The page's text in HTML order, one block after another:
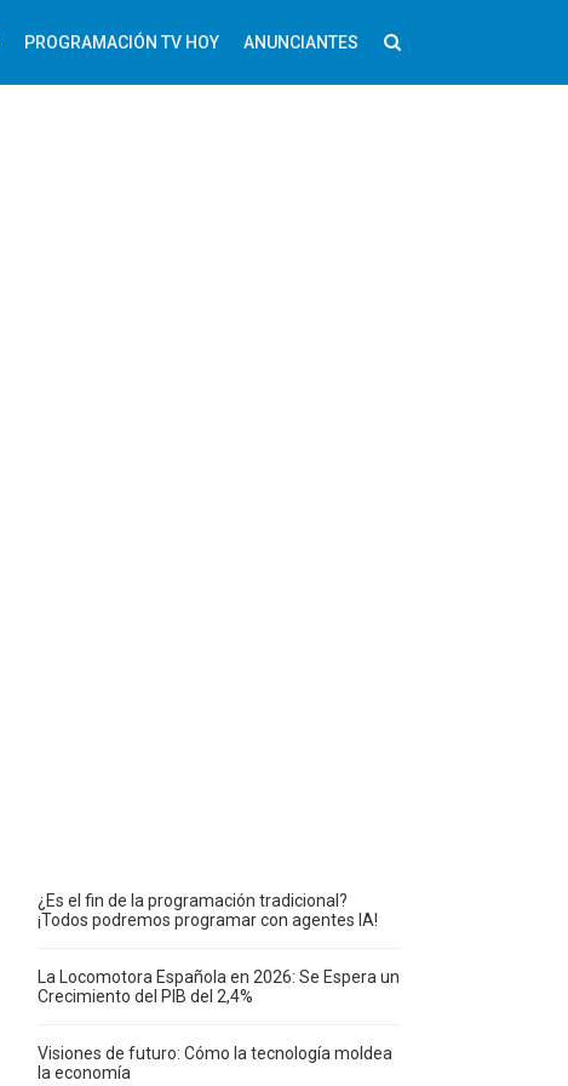
PROGRAMACIÓN TV HOY ANUNCIANTES
¿Es el fin de la programación tradicional?
¡Todos podremos programar con agentes IA!
La Locomotora Española en 2026: Se Espera un
Crecimiento del PIB del 2,4%
Visiones de futuro: Cómo la tecnología moldea
la economía